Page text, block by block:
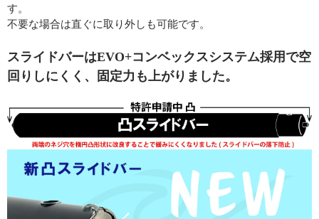
す。
不要な場合は直ぐに取り外しも可能です。
スライドバーはEVO+コンベックスシステム採用で空
回りしにくく、固定力も上がりました。